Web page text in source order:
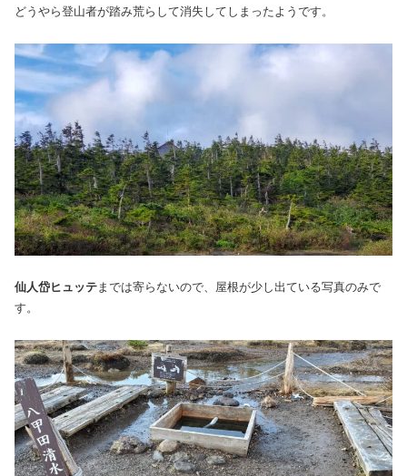
どうやら登山者が踏み荒らして消失してしまったようです。
仙人岱ヒュッテまでは寄らないので、屋根が少し出ている写真のみで
す。